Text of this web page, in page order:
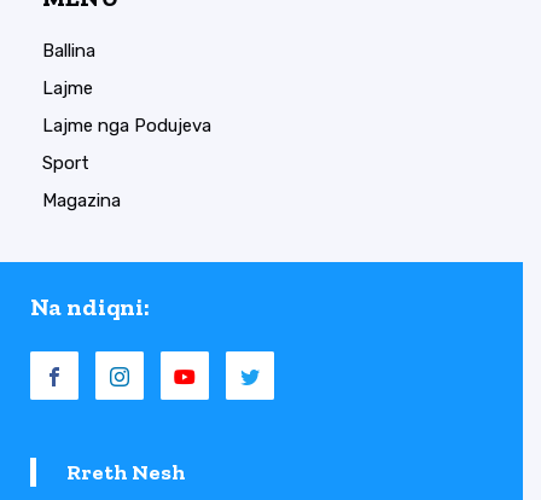
Ballina
Lajme
Lajme nga Podujeva
Sport
Magazina
Na ndiqni:
Rreth Nesh